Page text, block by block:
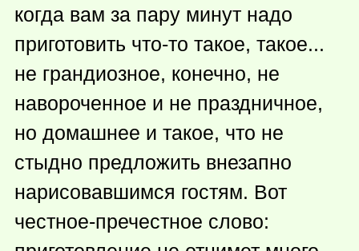
когда вам за пару минут надо
приготовить что-то такое, такое...
не грандиозное, конечно, не
навороченное и не праздничное,
но домашнее и такое, что не
стыдно предложить внезапно
нарисовавшимся гостям. Вот
честное-пречестное слово: